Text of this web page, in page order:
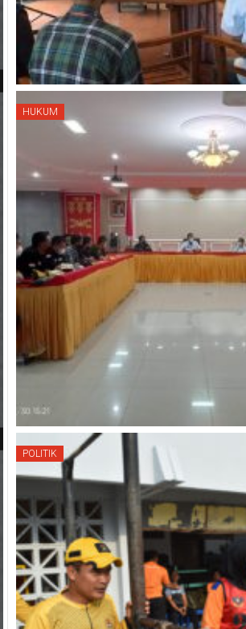
HUKUM
POLITIK